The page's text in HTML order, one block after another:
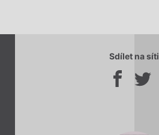
Sdílet na síti